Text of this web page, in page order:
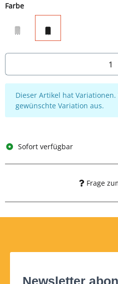
Farbe
x
Dieser Artikel hat
gewünschte Variation aus.
Sofort verfügbar
Frage